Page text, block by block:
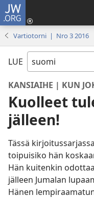
JW.ORG
Vartiotorni | Nro 3 2016
LUE
KANSIAIHE | KUN
Kuolleet
jälleen!
Tässä
toipuisiko hän
Hän kuitenkin
jälleen Jumalan
Hänen